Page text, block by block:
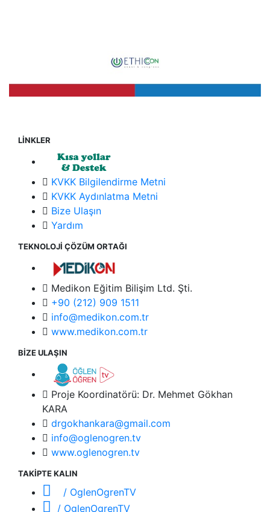
LİNKLER
KVKK Bilgilendirme Metni
KVKK Aydınlatma Metni
Bize Ulaşın
Yardım
TEKNOLOJİ ÇÖZÜM ORTAĞI
Medikon Eğitim Bilişim Ltd. Şti.
+90 (212) 909 1511
info@medikon.com.tr
www.medikon.com.tr
BİZE ULAŞIN
Proje Koordinatörü: Dr. Mehmet Gökhan
KARA
drgokhankara@gmail.com
info@oglenogren.tv
www.oglenogren.tv
TAKİPTE KALIN
/ OglenOgrenTV
/ OglenOgrenTV